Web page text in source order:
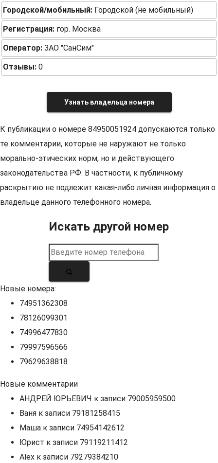
Городской/мобильный: Городской (не мобильный)
Регистрация: гор. Москва
Оператор: ЗАО "СанСим"
Отзывы: 0
Узнать владельца номера
К публикации о номере 84950051924 допускаются только
те комментарии, которые не наружают не только
морально-этических норм, но и действующего
законодательства РФ. В частности, к публичному
раскрытию не подлежит какая-либо личная информация о
владельце данного телефонного номера.
Искать другой номер
Новые номера:
74951362308
78126099301
74996477830
79997596566
79629638818
Новые комментарии
АНДРЕЙ ЮРЬЕВИЧ к записи 79005959500
Ваня к записи 79181258415
Маша к записи 74954142612
Юрист к записи 79119211412
Alex к записи 79279384210